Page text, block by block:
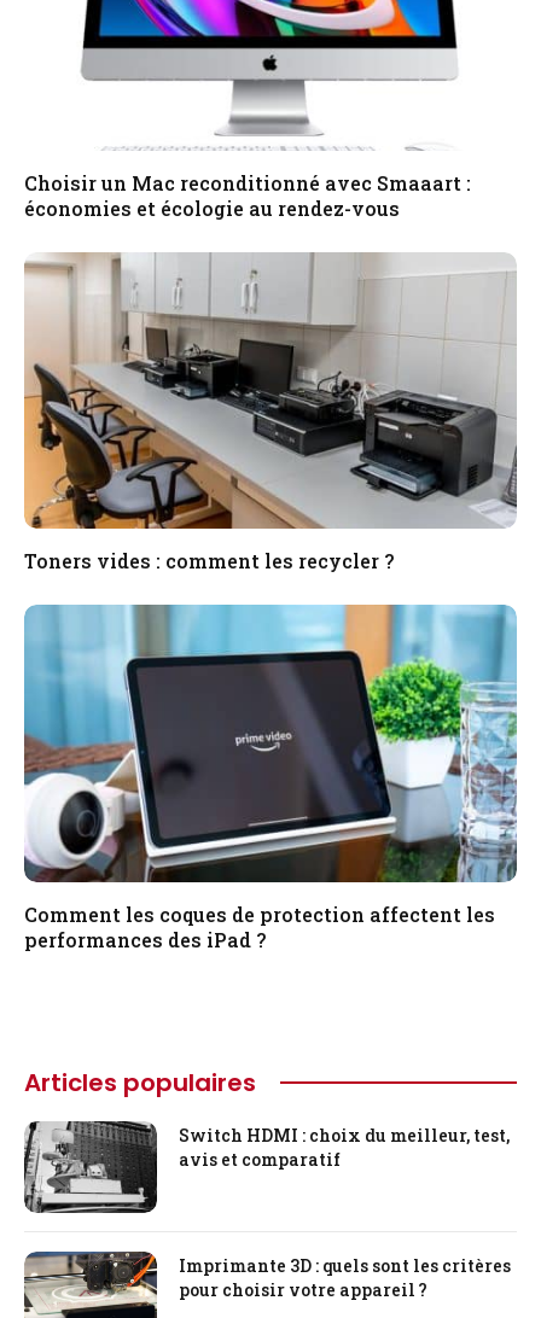
Choisir un Mac reconditionné avec Smaaart :
économies et écologie au rendez-vous
Toners vides : comment les recycler ?
Comment les coques de protection affectent les
performances des iPad ?
Articles populaires
Switch HDMI : choix du meilleur, test,
avis et comparatif
Imprimante 3D : quels sont les critères
pour choisir votre appareil ?